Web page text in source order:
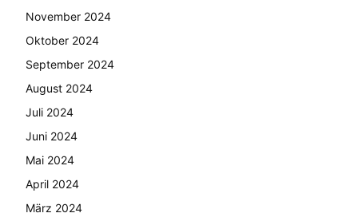
November 2024
Oktober 2024
September 2024
August 2024
Juli 2024
Juni 2024
Mai 2024
April 2024
März 2024